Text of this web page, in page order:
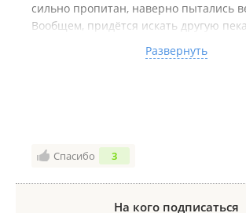
сильно пропитан, наверно пытались
Вообщем, придётся искать другую
заказывала. Ещё со времени
Развернуть
Спасибо 3
На кого подписаться